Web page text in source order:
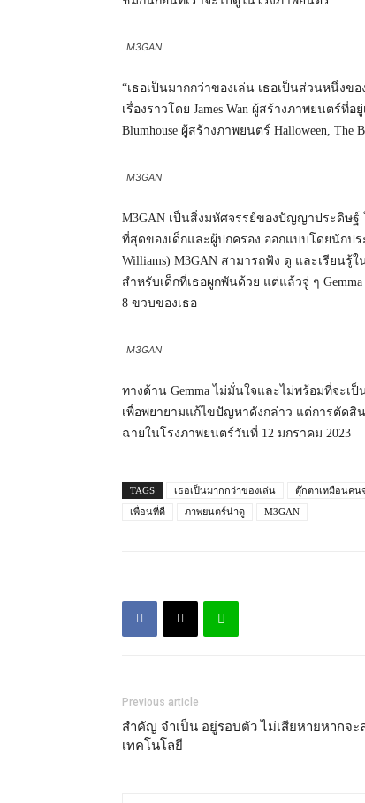
M3GAN
“เธอเป็นมากกว่าของเล่น เธอเป็นส่วนหนึ่งข
เรื่องราวโดย James Wan ผู้สร้างภาพยนตร์ที่
Blumhouse ผู้สร้างภาพยนตร์ Halloween, The
M3GAN
M3GAN เป็นสิ่งมหัศจรรย์ของปัญญาประดิษ
ที่สุดของเด็กและผู้ปกครอง ออกแบบโดยนักป
Williams) M3GAN สามารถฟัง ดู และเรียน
สำหรับเด็กที่เธอผูกพันด้วย แต่แล้วจู่ ๆ
8 ขวบของเธอ
M3GAN
ทางด้าน Gemma ไม่มั่นใจและไม่พร้อมที่จะเ
เพื่อพยายามแก้ไขปัญหาดังกล่าว แต่การตัดสิ
ฉายในโรงภาพยนตร์วันที่ 12 มกราคม 2023
TAGS เธอเป็นมากกว่าของเล่น ตุ๊กตาเหมือนคน
เพื่อนที่ดี
ภาพยนตร์น่าดู M3GAN
Previous article
สำคัญ จำเป็น อยู่รอบตัว ไม่เสียหายหากจะ
เทคโนโลยี